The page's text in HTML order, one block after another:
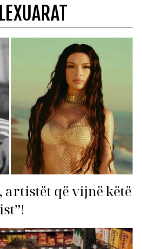
artistët që vijnë këtë